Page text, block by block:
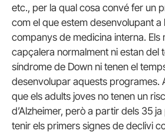
etc., per la qual cosa convé fer un
com el que estem desenvolupant a
companys de medicina interna. Els
capçalera normalment ni estan del
síndrome de Down ni tenen el
desenvolupar aquests programes.
que els adults joves no tenen un
d’Alzheimer, però a partir dels 35
tenir els primers signes de declivi